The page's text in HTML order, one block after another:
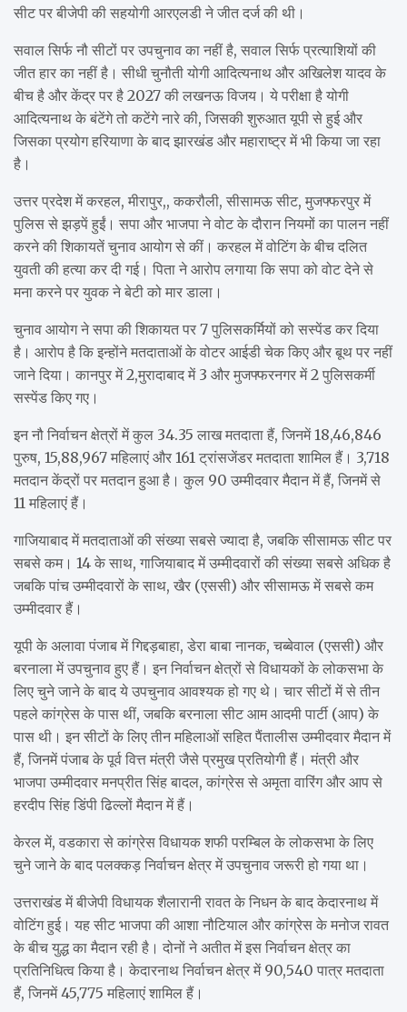
सीट पर बीजेपी की सहयोगी आरएलडी ने जीत दर्ज की थी।
सवाल सिर्फ नौ सीटों पर उपचुनाव का नहीं है, सवाल सिर्फ प्रत्याशियों की
जीत हार का नहीं है। सीधी चुनौती योगी आदित्यनाथ और अखिलेश यादव के
बीच है और केंद्र पर है 2027 की लखनऊ विजय। ये परीक्षा है योगी
आदित्यनाथ के बंटेंगे तो कटेंगे नारे की, जिसकी शुरुआत यूपी से हुई और
जिसका प्रयोग हरियाणा के बाद झारखंड और महाराष्ट्र में भी किया जा रहा
है।
उत्तर प्रदेश में करहल, मीरापुर,, ककरौली, सीसामऊ सीट, मुजफ्फरपुर में
पुलिस से झड़पें हुईं। सपा और भाजपा ने वोट के दौरान नियमों का पालन नहीं
करने की शिकायतें चुनाव आयोग से कीं। करहल में वोटिंग के बीच दलित
युवती की हत्या कर दी गई। पिता ने आरोप लगाया कि सपा को वोट देने से
मना करने पर युवक ने बेटी को मार डाला।
चुनाव आयोग ने सपा की शिकायत पर 7 पुलिसकर्मियों को सस्पेंड कर दिया
है। आरोप है कि इन्होंने मतदाताओं के वोटर आईडी चेक किए और बूथ पर नहीं
जाने दिया। कानपुर में 2,मुरादाबाद में 3 और मुजफ्फरनगर में 2 पुलिसकर्मी
सस्पेंड किए गए।
इन नौ निर्वाचन क्षेत्रों में कुल 34.35 लाख मतदाता हैं, जिनमें 18,46,846
पुरुष, 15,88,967 महिलाएं और 161 ट्रांसजेंडर मतदाता शामिल हैं। 3,718
मतदान केंद्रों पर मतदान हुआ है। कुल 90 उम्मीदवार मैदान में हैं, जिनमें से
11 महिलाएं हैं।
गाजियाबाद में मतदाताओं की संख्या सबसे ज्यादा है, जबकि सीसामऊ सीट पर
सबसे कम। 14 के साथ, गाजियाबाद में उम्मीदवारों की संख्या सबसे अधिक है
जबकि पांच उम्मीदवारों के साथ, खैर (एससी) और सीसामऊ में सबसे कम
उम्मीदवार हैं।
यूपी के अलावा पंजाब में गिद्दड़बाहा, डेरा बाबा नानक, चब्बेवाल (एससी) और
बरनाला में उपचुनाव हुए हैं। इन निर्वाचन क्षेत्रों से विधायकों के लोकसभा के
लिए चुने जाने के बाद ये उपचुनाव आवश्यक हो गए थे। चार सीटों में से तीन
पहले कांग्रेस के पास थीं, जबकि बरनाला सीट आम आदमी पार्टी (आप) के
पास थी। इन सीटों के लिए तीन महिलाओं सहित पैंतालीस उम्मीदवार मैदान में
हैं, जिनमें पंजाब के पूर्व वित्त मंत्री जैसे प्रमुख प्रतियोगी हैं। मंत्री और
भाजपा उम्मीदवार मनप्रीत सिंह बादल, कांग्रेस से अमृता वारिंग और आप से
हरदीप सिंह डिंपी ढिल्लों मैदान में हैं।
केरल में, वडकारा से कांग्रेस विधायक शफी परम्बिल के लोकसभा के लिए
चुने जाने के बाद पलक्कड़ निर्वाचन क्षेत्र में उपचुनाव जरूरी हो गया था।
उत्तराखंड में बीजेपी विधायक शैलारानी रावत के निधन के बाद केदारनाथ में
वोटिंग हुई। यह सीट भाजपा की आशा नौटियाल और कांग्रेस के मनोज रावत
के बीच युद्ध का मैदान रही है। दोनों ने अतीत में इस निर्वाचन क्षेत्र का
प्रतिनिधित्व किया है। केदारनाथ निर्वाचन क्षेत्र में 90,540 पात्र मतदाता
हैं, जिनमें 45,775 महिलाएं शामिल हैं।